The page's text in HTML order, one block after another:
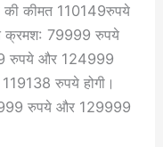
कीमत 110149रुपये
क्रमश: 79999 रुपये
रुपये और 124999
रुपये होगी।
रुपये और 129999